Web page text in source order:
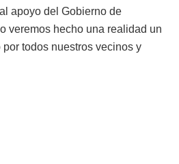
apoyo del Gobierno de
veremos hecho una realidad un
todos nuestros vecinos y